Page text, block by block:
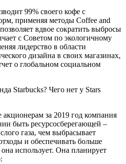
99% своего кофе с
применяя методы Coffee and
вдвое сократить выбросы
с Советом по экологичному
лидерство в области
дизайна в своих магазинах,
о глобальном социальном
за 2019 год компания
быть ресурсосберегающей –
газа, чем выбрасывает
и обеспечивать больше
использует. Она планирует